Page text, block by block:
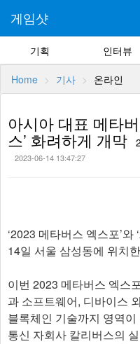
게임샷
기획 인터뷰
Home 기사 온라인
아시아 대표 메타
스’ 화려하게 개막
2023-06-14 13:47:27
‘2023 메타버스 엑스포’와
14일 서울 삼성동에 위치
이번 2023 메타버스 엑스
과 소프트웨어, 디바이스
블록체인 기술까지 영역
통신 자회사 칼리버스의